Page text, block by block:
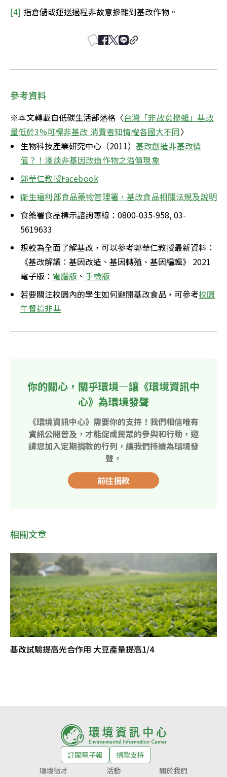
[4] 指倉儲或運送過程非故意摻雜到基改作物。
參考資料
※本文轉載自低碳生活部落格〈台灣「非故意摻雜」基改
量低於3%可標非基改 消費者知情權各國大不同〉
生物科技產業研究中心（2011） 基改創造非基改價
值？！淺談非基因改造作物之溢價現象
郭華仁教授Facebook
衛生福利部食品藥物管理署，基改食品相關法規及說明
食藥署食品標示諮詢專線：0800-035-958, 03-
5619633
想較為全面了解基改，可以參考郭華仁教授最新資料：
《基改解讀：基因改造、基因轉殖、基因編輯》 2021
電子版： 電腦版 、 手機版
若要關注校園內的學生如何避開基改食品，可參考校園
午餐搞非基
你的關心，關乎環境—讓《環境資訊中
心》為環境發聲
《環境資訊中心》需要你的支持！我們相信唯有
資訊公開普及，才能促成民眾的參與和行動，邀
請您加入定期捐款的行列，讓我們持續為環境發
聲。
前往捐款
相關文章
基改試驗提高光合作用 大豆產量提高1/4
訂閱電子報
捐款支持
環境徵才
活動 關於我們